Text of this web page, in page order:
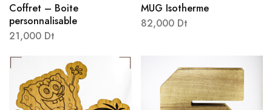
Coffret – Boite
personnalisable
21,000 Dt
MUG Isotherme
82,000 Dt